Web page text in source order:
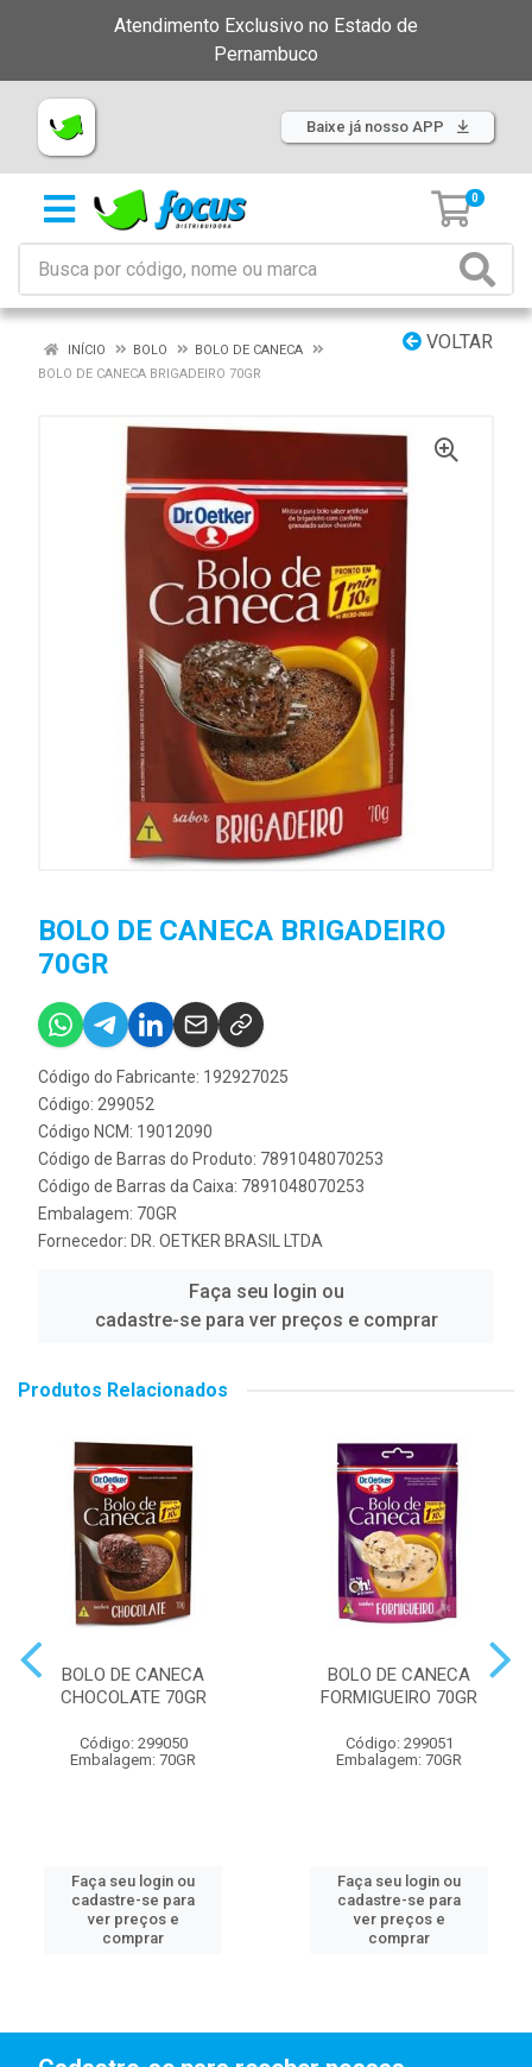
Atendimento Exclusivo no Estado de
Pernambuco
Baixe já nosso APP
0
VOLTAR
INÍCIO BOLO
BOLO DE CANECA
BOLO DE CANECA BRIGADEIRO 70GR
BOLO DE CANECA BRIGADEIRO
70GR
Código do Fabricante: 192927025
Código: 299052
Código NCM: 19012090
Código de Barras do Produto: 7891048070253
Código de Barras da Caixa: 7891048070253
Embalagem: 70GR
Fornecedor: DR. OETKER BRASIL LTDA
Faça seu login ou
cadastre-se para ver preços e comprar
Produtos Relacionados
BOLO DE CANECA
CHOCOLATE 70GR
Código: 299050
Embalagem: 70GR
Faça seu login ou
cadastre-se para
ver preços e
comprar
BOLO DE CANECA
FORMIGUEIRO 70GR
Código: 299051
Embalagem: 70GR
Faça seu login ou
cadastre-se para
ver preços e
comprar